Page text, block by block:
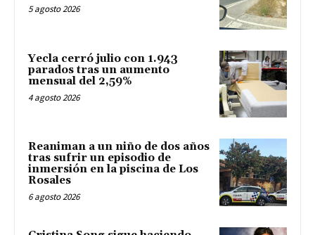
5 agosto 2026
Yecla cerró julio con 1.943
parados tras un aumento
mensual del 2,59%
4 agosto 2026
Reaniman a un niño de dos años
tras sufrir un episodio de
inmersión en la piscina de Los
Rosales
6 agosto 2026